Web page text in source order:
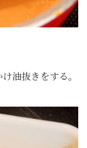
油抜きをする。